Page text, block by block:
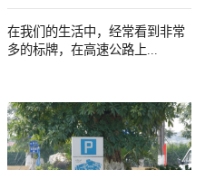
在我们的生活中，经常看到非常
多的标牌，在高速公路上...